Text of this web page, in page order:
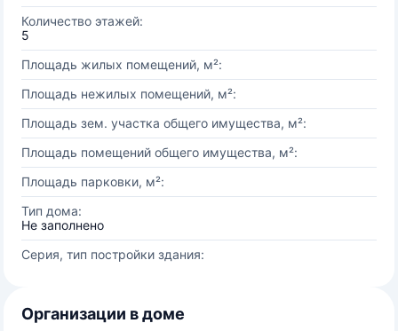
Количество этажей:
5
Площадь жилых помещений, м²:
Площадь нежилых помещений, м²:
Площадь зем. участка общего имущества, м²:
Площадь помещений общего имущества, м²:
Площадь парковки, м²:
Тип дома:
Не заполнено
Серия, тип постройки здания:
Организации в доме